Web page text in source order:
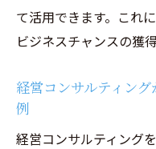
て活用できます。これ
ビジネスチャンスの獲
経営コンサルティン
例
経営コンサルティング